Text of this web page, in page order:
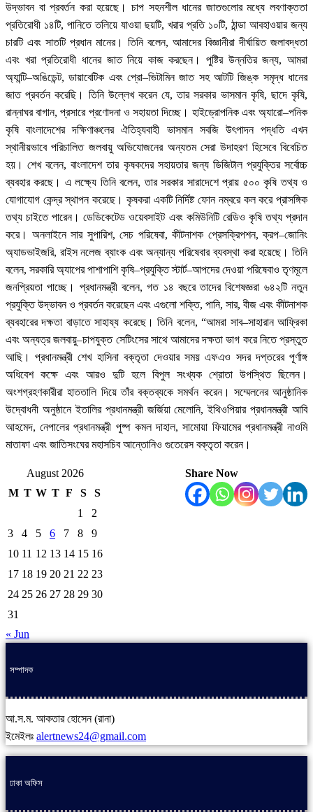
উদ্ভাবন বা প্রবর্তন করা হয়েছে। চাপ সহনশীল ধানের জাতগুলোর মধ্যে লবণাক্ততা
প্রতিরোধী ১৪টি, পানিতে তলিয়ে যাওয়া ছয়টি, খরার প্রতি ১০টি, ঠান্ডা আবহাওয়ার জন্য
চারটি এবং সাতটি প্রধান মানের। তিনি বলেন, আমাদের বিজ্ঞানীরা দীর্ঘায়িত জলাবদ্ধতা
এবং খরা প্রতিরোধী ধানের জাত নিয়ে কাজ করছেন। পুষ্টির উন্নতির জন্য, আমরা
অ্যান্টি–অঙিডেন্ট, ডায়াবেটিক এবং প্রো–ভিটামিন জাত সহ আটটি জিঙ্ক সমৃদ্ধ ধানের
জাত প্রবর্তন করেছি। তিনি উল্লেখ করেন যে, তার সরকার ভাসমান কৃষি, ছাদে কৃষি,
রান্নাঘর বাগান, প্রসারে প্রণোদনা ও সহায়তা দিচ্ছে। হাইড্রোপনিক এবং অ্যারো–পনিক
কৃষি বাংলাদেশের দক্ষিণাঞ্চলের ঐতিহ্যবাহী ভাসমান সবজি উৎপাদন পদ্ধতি এখন
স্থানীয়ভাবে পরিচালিত জলবায়ু অভিযোজনের অন্যতম সেরা উদাহরণ হিসেবে বিবেচিত
হয়। শেখ বলেন, বাংলাদেশ তার কৃষকদের সহায়তার জন্য ডিজিটাল প্রযুক্তির সর্বোচ্চ
ব্যবহার করছে। এ লক্ষ্যে তিনি বলেন, তার সরকার সারাদেশে প্রায় ৫০০ কৃষি তথ্য ও
যোগাযোগ কেন্দ্র স্থাপন করেছে। কৃষকরা একটি নির্দিষ্ট ফোন নম্বরে কল করে প্রাসঙ্গিক
তথ্য চাইতে পারেন। ডেডিকেটেড ওয়েবসাইট এবং কমিউনিটি রেডিও কৃষি তথ্য প্রদান
করে। অনলাইনে সার সুপারিশ, সেচ পরিষেবা, কীটনাশক প্রেসক্রিপশন, ক্রপ–জোনিং
অ্যাডভাইজরি, রাইস নলেজ ব্যাংক এবং অন্যান্য পরিষেবার ব্যবস্থা করা হয়েছে। তিনি
বলেন, সরকারি অ্যাপের পাশাপাশি কৃষি–প্রযুক্তি স্টার্ট–আপদের দেওয়া পরিষেবাও তৃণমূলে
জনপ্রিয়তা পাচ্ছে। প্রধানমন্ত্রী বলেন, গত ১৪ বছরে তাদের বিশেষজ্ঞরা ৬৪২টি নতুন
প্রযুক্তি উদ্ভাবন ও প্রবর্তন করেছেন এবং এগুলো শক্তি, পানি, সার, বীজ এবং কীটনাশক
ব্যবহারের দক্ষতা বাড়াতে সাহায্য করেছে। তিনি বলেন, “আমরা সাব–সাহারান আফ্রিকা
এবং অন্যত্র জলবায়ু–চাপযুক্ত সেটিংসের সাথে আমাদের দক্ষতা ভাগ করে নিতে প্রস্তুত
আছি। প্রধানমন্ত্রী শেখ হাসিনা বক্তৃতা দেওয়ার সময় এফএও সদর দপ্তরের পূর্ণাঙ্গ
অধিবেশ কক্ষে এবং আরও দুটি হলে বিপুল সংখ্যক শ্রোতা উপস্থিত ছিলেন।
অংশগ্রহণকারীরা হাততালি দিয়ে তাঁর বক্তব্যকে সমর্থন করেন। সম্মেলনের আনুষ্ঠানিক
উদ্বোধনী অনুষ্ঠানে ইতালির প্রধানমন্ত্রী জর্জিয়া মেলোনি, ইথিওপিয়ার প্রধানমন্ত্রী আবি
আহমেদ, নেপালের প্রধানমন্ত্রী পুষ্প কমল দাহাল, সামোয়া ফিয়ামের প্রধানমন্ত্রী নাওমি
মাতাফা এবং জাতিসংঘের মহাসচিব আন্তোনিও গুতেরেস বক্তৃতা করেন।
Share Now
August 2026
M T W T F S
S
1
2
3
4 5 6 7 8
9
10 11 12 13 14 15 16
17 18 19 20 21 22 23
24 25 26 27 28 29 30
31
« Jun
সম্পাদক
আ.স.ম. আকতার হোসেন (রানা)
ইমেইলঃ alertnews24@gmail.com
ঢাকা অফিস